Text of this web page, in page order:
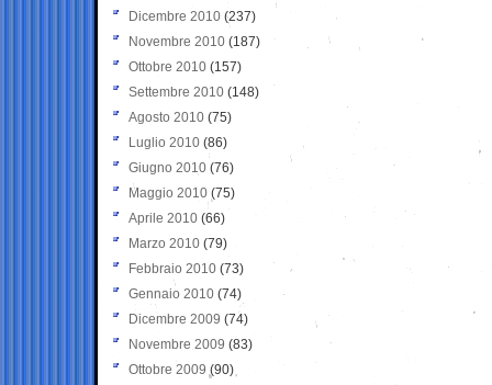
Dicembre 2010 (237)
Novembre 2010 (187)
Ottobre 2010 (157)
Settembre 2010 (148)
Agosto 2010 (75)
Luglio 2010 (86)
Giugno 2010 (76)
Maggio 2010 (75)
Aprile 2010 (66)
Marzo 2010 (79)
Febbraio 2010 (73)
Gennaio 2010 (74)
Dicembre 2009 (74)
Novembre 2009 (83)
Ottobre 2009 (90)